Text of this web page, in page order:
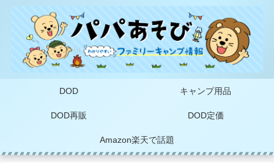
DOD キャンプ用品
DOD再販 DOD定価
Amazon楽天で話題